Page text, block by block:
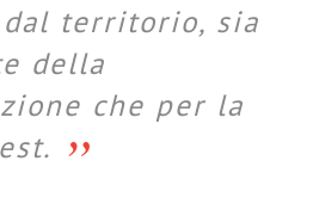
territorio, sia
della
che per la